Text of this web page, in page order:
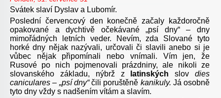
Svátek slaví Dyslav a Lubomír.
Poslední červencový den konečně začaly každoročně
opakované a dychtivě očekávané „psí dny“ – dny
mimořádných letních veder. Nevím, zda Slované tyto
horké dny nějak nazývali, určovali či slavili anebo si je
vůbec nějak připomínali nebo vnímali. Vím jen, že
Rusové po nich pojmenovali prázdniny, ale nikoli ze
slovanského základu, nýbrž z
latinských slovdies
caniculares – „psí dny“čili poruštěně kanikuly. Já osobně
tyto dny vždy s nadšením vítám a slavím.